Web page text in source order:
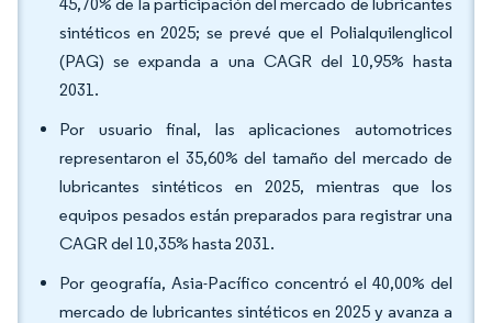
sintéticos en 2025; se prevé que el Polialquilenglicol
(PAG) se expanda a una CAGR del 10,95% hasta
2031.
Por usuario final, las aplicaciones automotrices
representaron el 35,60% del tamaño del mercado de
lubricantes sintéticos en 2025, mientras que los
equipos pesados están preparados para registrar una
CAGR del 10,35% hasta 2031.
Por geografía, Asia-Pacífico concentró el 40,00% del
mercado de lubricantes sintéticos en 2025 y avanza a